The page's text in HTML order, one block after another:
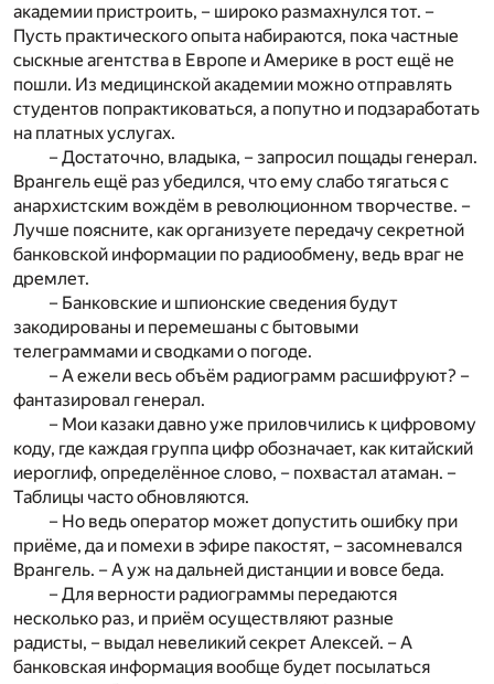
академии пристроить, – широко размахнулся тот. –
Пусть практического опыта набираются, пока частные
сыскные агентства в Европе и Америке в рост ещё не
пошли. Из медицинской академии можно отправлять
студентов попрактиковаться, а попутно и подзаработать
на платных услугах.
– Достаточно, владыка, – запросил пощады генерал.
Врангель ещё раз убедился, что ему слабо тягаться с
анархистским вождём в революционном творчестве. –
Лучше поясните, как организуете передачу секретной
банковской информации по радиообмену, ведь враг не
дремлет.
– Банковские и шпионские сведения будут
закодированы и перемешаны с бытовыми
телеграммами и сводками о погоде.
– А ежели весь объём радиограмм расшифруют? –
фантазировал генерал.
– Мои казаки давно уже приловчились к цифровому
коду, где каждая группа цифр обозначает, как китайский
иероглиф, определённое слово, – похвастал атаман. –
Таблицы часто обновляются.
– Но ведь оператор может допустить ошибку при
приёме, да и помехи в эфире пакостят, – засомневался
Врангель. – А уж на дальней дистанции и вовсе беда.
– Для верности радиограммы передаются
несколько раз, и приём осуществляют разные
радисты, – выдал невеликий секрет Алексей. – А
банковская информация вообще будет посылаться